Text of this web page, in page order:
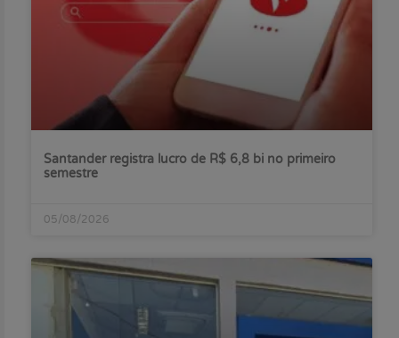
Santander registra lucro de R$ 6,8 bi no primeiro
semestre
05/08/2026